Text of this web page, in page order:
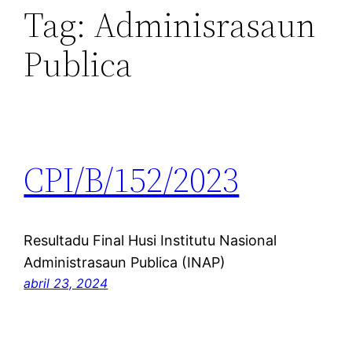
Tag: Adminisrasaun
Publica
CPI/B/152/2023
Resultadu Final Husi Institutu Nasional
Administrasaun Publica (INAP)
abril 23, 2024